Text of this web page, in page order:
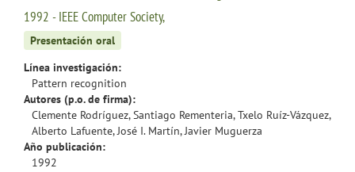
1992 - IEEE Computer Society,
Presentación oral
Línea investigación:
Pattern recognition
Autores (p.o. de firma):
Clemente Rodríguez, Santiago Rementeria, Txelo Ruíz-Vázquez,
Alberto Lafuente, José I. Martín, Javier Muguerza
Año publicación:
1992